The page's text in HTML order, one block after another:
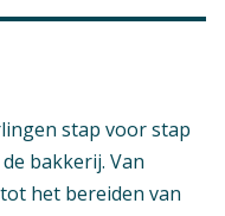
stap voor stap
bakkerij. Van
het bereiden van